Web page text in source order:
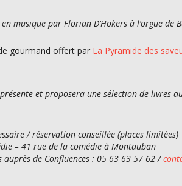
musique par Florian D’Hokers à l’orgue de
gourmand offert par La Pyramide des
et proposera une sélection de livres
/ réservation conseillée (places limitées)
– 41 rue de la comédie à Montauban
auprès de Confluences : 05 63 63 57 62 /